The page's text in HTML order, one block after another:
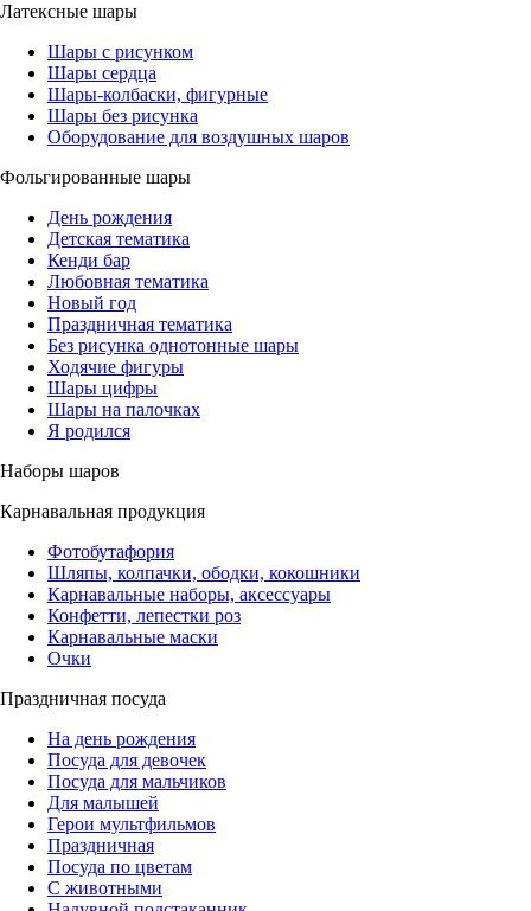
Латексные шары
Шары с рисунком
Шары сердца
Шары-колбаски, фигурные
Шары без рисунка
Оборудование для воздушных шаров
Фольгированные шары
День рождения
Детская тематика
Кенди бар
Любовная тематика
Новый год
Праздничная тематика
Без рисунка однотонные шары
Ходячие фигуры
Шары цифры
Шары на палочках
Я родился
Наборы шаров
Карнавальная продукция
Фотобутафория
Шляпы, колпачки, ободки, кокошники
Карнавальные наборы, аксессуары
Конфетти, лепестки роз
Карнавальные маски
Очки
Праздничная посуда
На день рождения
Посуда для девочек
Посуда для мальчиков
Для малышей
Герои мультфильмов
Праздничная
Посуда по цветам
С животными